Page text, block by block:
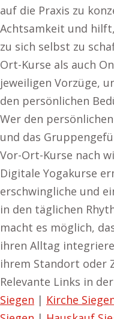
auf die Praxis zu
Achtsamkeit und
zu sich selbst zu
Ort-Kurse als auch
jeweiligen Vorzüge,
den persönlichen
Wer den
und das
Vor-Ort-Kurse nach
Digitale Yogakurse
erschwingliche und
in den täglichen
macht es möglich,
ihren Alltag
ihrem Standort oder
Relevante Links in
Siegen | Kirche